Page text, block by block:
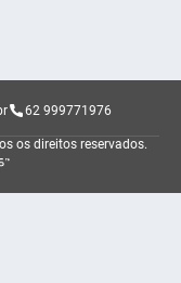
62 999771976
os direitos reservados.